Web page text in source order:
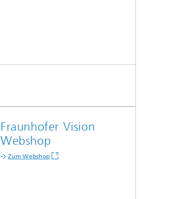
Fraunhofer Vision
Webshop
Zum Webshop